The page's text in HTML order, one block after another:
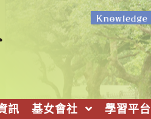
訊 基女會社 學習平台